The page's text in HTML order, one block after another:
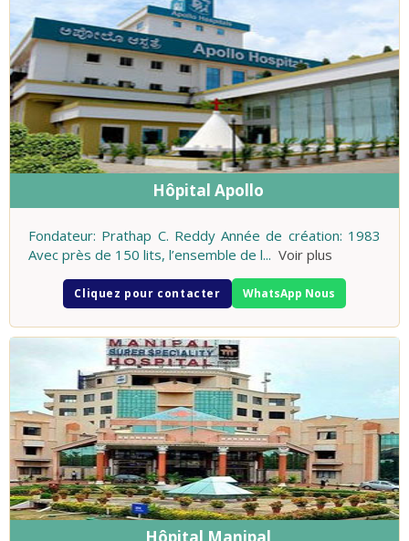
Hôpital Apollo
Fondateur: Prathap C. Reddy Année de création: 1983
Avec près de 150 lits, l’ensemble de l... Voir plus
Cliquez pour contacter WhatsApp Nous